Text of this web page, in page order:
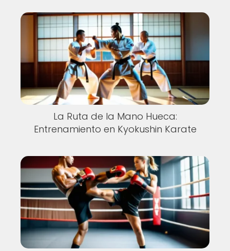
La Ruta de la Mano Hueca:
Entrenamiento en Kyokushin Karate